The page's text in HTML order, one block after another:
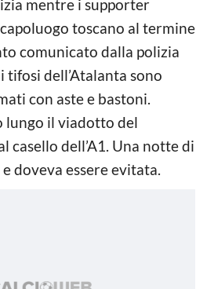
mentre i supporter
toscano al termine
comunicato dalla polizia
tifosi dell’Atalanta sono
con aste e bastoni.
lungo il viadotto del
casello dell’A1. Una notte di
doveva essere evitata.